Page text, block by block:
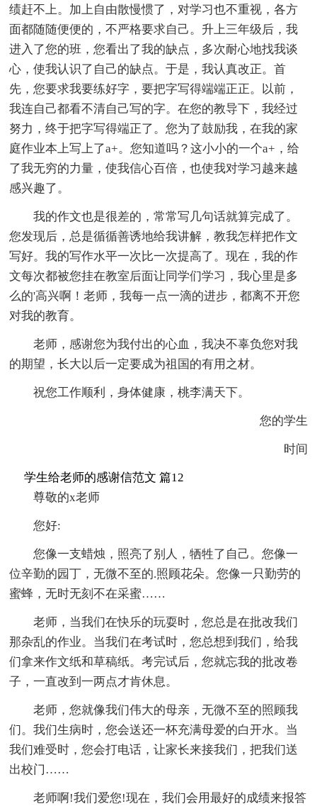
绩赶不上。加上自由散慢惯了，对学习也不重视，各方
面都随随便便的，不严格要求自己。升上三年级后，我
进入了您的班，您看出了我的缺点，多次耐心地找我谈
心，使我认识了自己的缺点。于是，我认真改正。首
先，您要求我要练好字，要把字写得端端正正。以前，
我连自己都看不清自己写的字。在您的教导下，我经过
努力，终于把字写得端正了。您为了鼓励我，在我的家
庭作业本上写上了a+。您知道吗？这小小的一个a+，给
了我无穷的力量，使我信心百倍，也使我对学习越来越
感兴趣了。
我的作文也是很差的，常常写几句话就算完成了。
您发现后，总是循循善诱地给我讲解，教我怎样把作文
写好。我的写作水平一次比一次提高了。现在，我的作
文每次都被您挂在教室后面让同学们学习，我心里是多
么的'高兴啊！老师，我每一点一滴的进步，都离不开您
对我的教育。
老师，感谢您为我付出的心血，我决不辜负您对我
的期望，长大以后一定要成为祖国的有用之材。
祝您工作顺利，身体健康，桃李满天下。
您的学生
时间
学生给老师的感谢信范文 篇12
尊敬的x老师
您好:
您像一支蜡烛，照亮了别人，牺牲了自己。您像一
位辛勤的园丁，无微不至的.照顾花朵。您像一只勤劳的
蜜蜂，无时无刻不在采蜜……
老师，当我们在快乐的玩耍时，您总是在批改我们
那杂乱的作业。当我们在考试时，您总想到我们，给我
们拿来作文纸和草稿纸。考完试后，您就忘我的批改卷
子，一直改到一两点才肯休息。
老师，您就像我们伟大的母亲，无微不至的照顾我
们。我们生病时，您会送还一杯充满母爱的白开水。当
我们难受时，您会打电话，让家长来接我们，把我们送
出校门……
老师啊!我们爱您!现在，我们会用最好的成绩来报答